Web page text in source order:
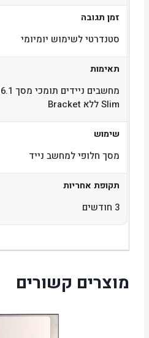
זמן תגובה
סטנדרטי לשימוש יומיומי
תאימות
Slim ללא Bracket
שימוש
מסך חלופי למחשב נייד
תקופת אחריות
3 חודשים
מוצרים קשורים